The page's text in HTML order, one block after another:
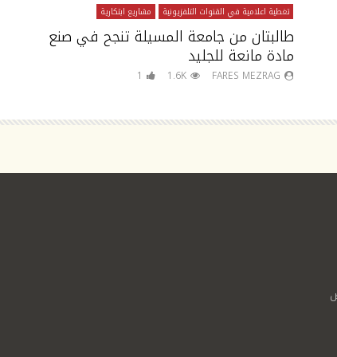
تغطية اعلامية في القنوات التلفزيونية مشاريع ابتكارية
طالبتان من جامعة المسيلة تنجح في صنع
مادة مانعة للجليد
FARES MEZRAG
1.6K
1